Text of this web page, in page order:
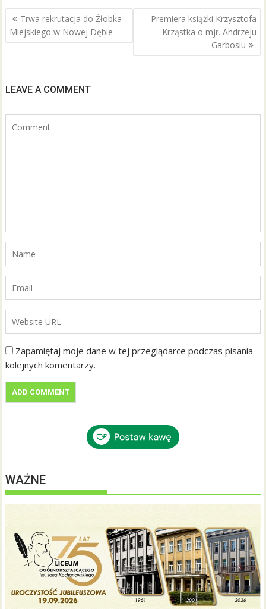
o
k
Nawigacja
wpisu
Trwa rekrutacja do Żłobka
Miejskiego w Nowej Dębie
Premiera książki Krzysztofa
Krząstka o mjr. Andrzeju
Garbosiu
LEAVE A COMMENT
Zapamiętaj moje dane w tej przeglądarce podczas pisania
kolejnych komentarzy.
WAŻNE